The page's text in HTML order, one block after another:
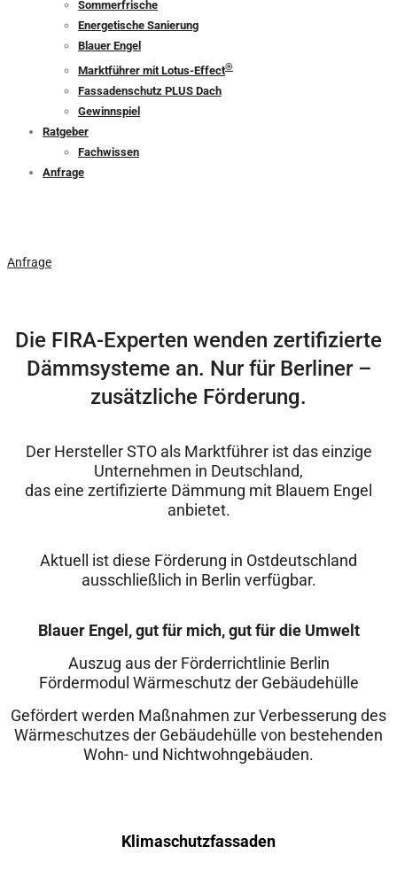
Sommerfrische
Energetische Sanierung
Blauer Engel
Marktführer mit Lotus-Effect®
Fassadenschutz PLUS Dach
Gewinnspiel
Ratgeber
Fachwissen
Anfrage
Anfrage
Die FIRA-Experten wenden zertifizierte
Dämmsysteme an. Nur für Berliner –
zusätzliche Förderung.
Der Hersteller STO als Marktführer ist das einzige
Unternehmen in Deutschland,
das eine zertifizierte Dämmung mit Blauem Engel
anbietet.
Aktuell ist diese Förderung in Ostdeutschland
ausschließlich in Berlin verfügbar.
Blauer Engel, gut für mich, gut für die Umwelt
Auszug aus der Förderrichtlinie Berlin
Fördermodul Wärmeschutz der Gebäudehülle
Gefördert werden Maßnahmen zur Verbesserung des
Wärmeschutzes der Gebäudehülle von bestehenden
Wohn- und Nichtwohngebäuden.
Klimaschutzfassaden